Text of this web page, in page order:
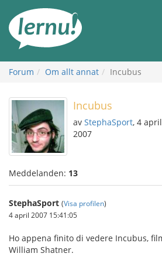
sidans
innehåll
Forum Om allt annat Incubus
Incubus
av StephaSport, 4 april
2007
Meddelanden: 13
StephaSport (Visa profilen)
4 april 2007 15:41:05
Ho appena finito di vedere Incubus,
William Shatner.